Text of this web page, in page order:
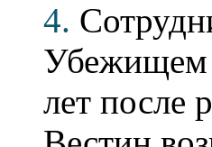
4.
Убежищем
лет после